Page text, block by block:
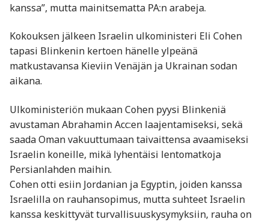
kanssa”, mutta mainitsematta PA:n arabeja.
Kokouksen jälkeen Israelin ulkoministeri Eli Cohen
tapasi Blinkenin kertoen hänelle ylpeänä
matkustavansa Kieviin Venäjän ja Ukrainan sodan
aikana.
Ulkoministeriön mukaan Cohen pyysi Blinkeniä
avustaman Abrahamin Acc:en laajentamiseksi, sekä
saada Oman vakuuttumaan taivaittensa avaamiseksi
Israelin koneille, mikä lyhentäisi lentomatkoja
Persianlahden maihin.
Cohen otti esiin Jordanian ja Egyptin, joiden kanssa
Israelilla on rauhansopimus, mutta suhteet Israelin
kanssa keskittyvät turvallisuuskysymyksiin, rauha on